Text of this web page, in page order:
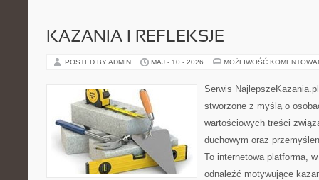
KAZANIA I REFLEKSJE
POSTED BY ADMIN MAJ - 10 - 2026 MOŻLIWOŚĆ
Serwis
stworzone z myślą o
wartościowych treści
duchowym oraz
To internetowa platforma,
odnaleźć motywujące